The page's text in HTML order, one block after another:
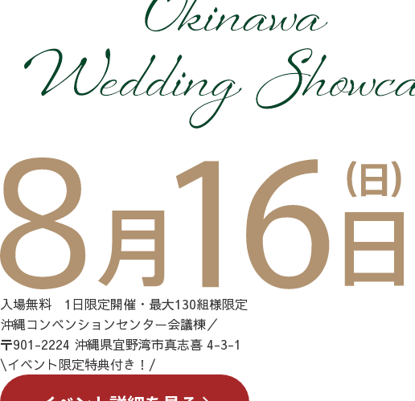
入場無料 1日限定開催・最大130組様限定
沖縄コンベンションセンター会議棟／
〒901-2224 沖縄県宜野湾市真志喜 4-3-1
\イベント限定特典付き！/